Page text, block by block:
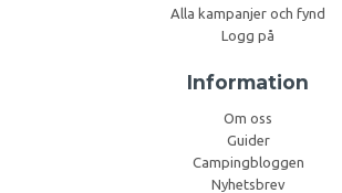
Alla kampanjer och fynd
Logg på
Information
Om oss
Guider
Campingbloggen
Nyhetsbrev